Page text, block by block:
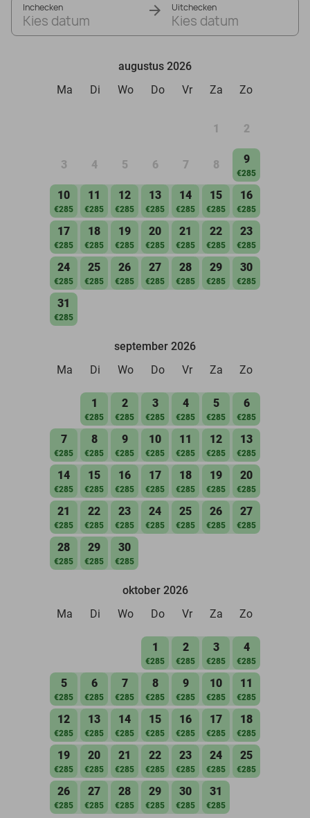
Inchecken
Kies datum
Uitchecken
Kies datum
augustus 2026
Ma
Di Wo Do Vr Za Zo
1 2
3 4 5 6 7 8 9
€285
10
€285
11
€285
12
€285
13
€285
14
€285
15
€285
16
€285
17
€285
18
€285
19
€285
20
€285
21
€285
22
€285
23
€285
24
€285
25
€285
26
€285
27
€285
28
€285
29
€285
30
€285
31
€285
september 2026
Ma
Di Wo Do Vr Za Zo
1
€285
2
€285
3
€285
4
€285
5
€285
6
€285
7
€285
8
€285
9
€285
10
€285
11
€285
12
€285
13
€285
14
€285
15
€285
16
€285
17
€285
18
€285
19
€285
20
€285
21
€285
22
€285
23
€285
24
€285
25
€285
26
€285
27
€285
28
€285
29
€285
30
€285
oktober 2026
Ma
Di Wo Do Vr Za Zo
1
€285
2
€285
3
€285
4
€285
5
€285
6
€285
7
€285
8
€285
9
€285
10
€285
11
€285
12
€285
13
€285
14
€285
15
€285
16
€285
17
€285
18
€285
19
€285
20
€285
21
€285
22
€285
23
€285
24
€285
25
€285
26
€285
27
€285
28
€285
29
€285
30
€285
31
€285